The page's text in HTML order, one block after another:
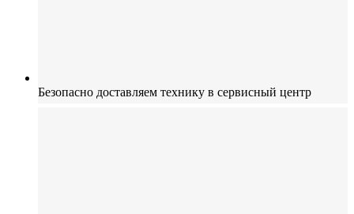
Безопасно доставляем технику в сервисный центр